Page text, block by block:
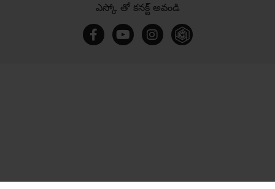
ఎస్కో తో కనక్ట్ అవండి